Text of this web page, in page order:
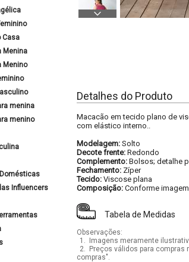
Casa
Menina
Menino
menina
menino
Influencers
Detalhes do Produto
Macacão em tecido plano de
com elástico interno..
Modelagem: Solto
Decote frente: Redondo
Complemento: Bolsos; detalhe
Fechamento: Zíper
Tecido: Viscose plana
Composição: Conforme
Tabela de Medidas
Observações:
1.
Imagens meramente
2.
Preços válidos para compras
compras".